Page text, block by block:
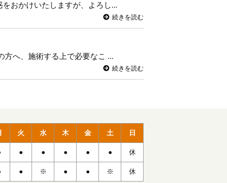
おかけいたしますが、よろし...
続きを読む
へ、施術する上で必要なこ ...
続きを読む
火 水 木 金 土 日
● ● ● ● ● 休
● ※ ● ● ※ 休